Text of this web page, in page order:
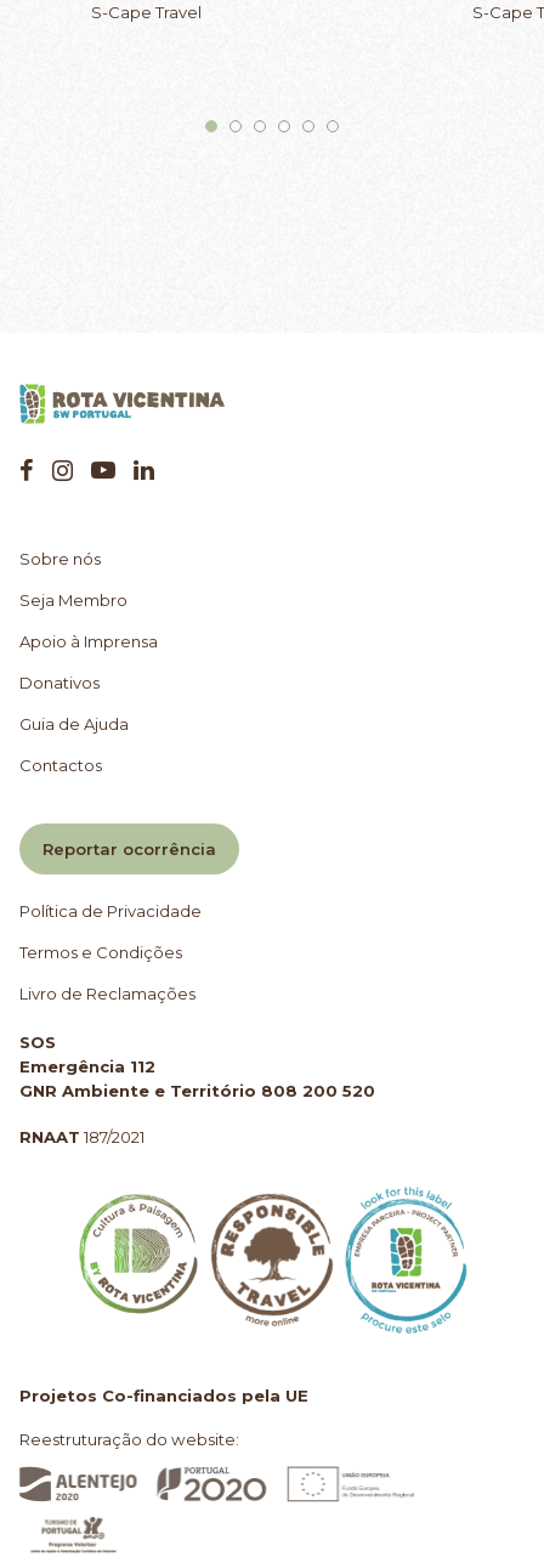
S-Cape Travel
S-Cape
Sobre nós
Seja Membro
Apoio à Imprensa
Donativos
Guia de Ajuda
Contactos
Reportar ocorrência
Política de Privacidade
Termos e Condições
Livro de Reclamações
SOS
Emergência 112
GNR Ambiente e Território 808 200 520
RNAAT 187/2021
Projetos Co-financiados pela UE
Reestruturação do website: